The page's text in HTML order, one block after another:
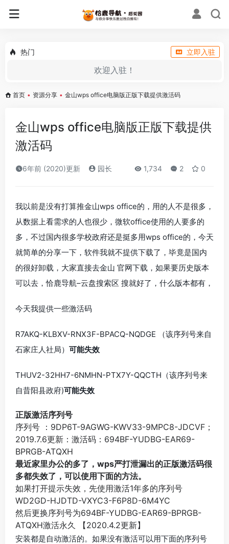
热门 立即入驻
欢迎入驻！
首页 • 资源分享 • 金山wps office电脑版正版下载提供激活码
金山wps office电脑版正版下载提供
激活码
6年前 (2020)更新 园长 1,734 2 0
我以前是没有打算推金山wps office的，用的人不是很多，
从数据上看需求的人也很少，微软office使用的人要多的
多，不过国内很多学校政府还是挺多用wps office的，今天
就简单的分享一下，软件我就不提供下载了，毕竟是国内
的很好卸载，大家直接去金山 官网下载，如果要历史版本
可以去，恰鹿导航–云盘搜索区 搜就好了，什么版本都有，
今天我提供一些激活码
R7AKQ-KLBXV-RNX3F-BPACQ-NQDGE （该序列号来自
石家庄人社局） 可能失效
THUV2-32HH7-6NMHN-PTX7Y-QQCTH（该序列号来
自昔阳县政府)可能失效
正版激活序列号
序列号 ：9DP6T-9AGWG-KWV33-9MPC8-JDCVF；
2019.7.6更新：激活码：694BF-YUDBG-EAR69-
BPRGB-ATQXH
最近家里办公的多了，wps严打泄漏出的正版激活码很
多都失效了，可以使用下面的方法。
如果打开提示失效，先使用激活1年多的序列号
WD2GD-HJDTD-VXYC3-F6P8D-6M4YC
然后更换序列号为694BF-YUDBG-EAR69-BPRGB-
ATQXH激活永久 【2020.4.2更新】
安装都是自动激活的。如果没有激活可以用下面的序列号